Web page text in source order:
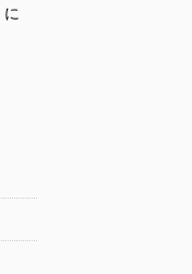
に